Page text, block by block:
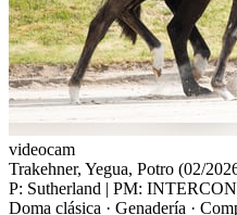
videocam
Trakehner, Yegua, Potro (02/
P: Sutherland | PM:
Doma clásica · Genadería ·